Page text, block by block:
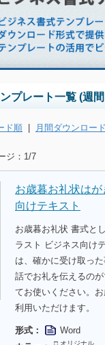
プレート一覧 (週
ド順 | 月間ダウンロー
ジ：1/7
お歳暮お礼状は
向けテキスト
お歳暮お礼状 書式と
ラスト ビジネス向け
は、確かに受け取っ
話でお礼を伝えるの
てお使いください。
利用いただけます。
形式：
Word
□ オリジナル